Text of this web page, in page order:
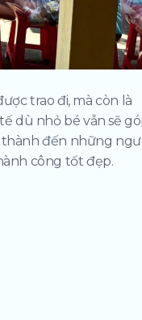
trao đi, mà còn là
dù nhỏ bé vẫn sẽ
thành đến những
công tốt đẹp.